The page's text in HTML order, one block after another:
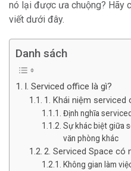
nó lại được ưa chuộng? Hãy
viết dưới đây.
Danh sách
I. Serviced office là gì?
1. Khái niệm serviced
Định nghĩa
Sự khác biệt giữa
văn phòng khác
2. Serviced Space có
Không gian làm